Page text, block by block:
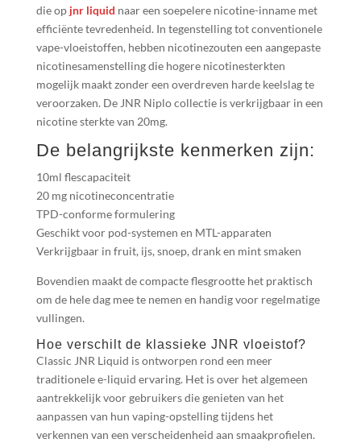
die op jnr liquid naar een soepelere nicotine-inname met
efficiënte tevredenheid. In tegenstelling tot conventionele
vape-vloeistoffen, hebben nicotinezouten een aangepaste
nicotinesamenstelling die hogere nicotinesterkten
mogelijk maakt zonder een overdreven harde keelslag te
veroorzaken. De JNR Niplo collectie is verkrijgbaar in een
nicotine sterkte van 20mg.
De belangrijkste kenmerken zijn:
10ml flescapaciteit
20 mg nicotineconcentratie
TPD-conforme formulering
Geschikt voor pod-systemen en MTL-apparaten
Verkrijgbaar in fruit, ijs, snoep, drank en mint smaken
Bovendien maakt de compacte flesgrootte het praktisch
om de hele dag mee te nemen en handig voor regelmatige
vullingen.
Hoe verschilt de klassieke JNR vloeistof?
Classic JNR Liquid is ontworpen rond een meer
traditionele e-liquid ervaring. Het is over het algemeen
aantrekkelijk voor gebruikers die genieten van het
aanpassen van hun vaping-opstelling tijdens het
verkennen van een verscheidenheid aan smaakprofielen.